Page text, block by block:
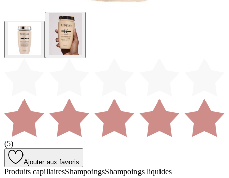
(5)
Ajouter aux favoris
Produits capillairesShampoingsShampoings liquides